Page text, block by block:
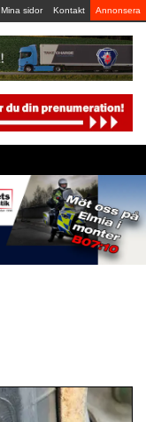
Mina sidor Kontakt Annonsera